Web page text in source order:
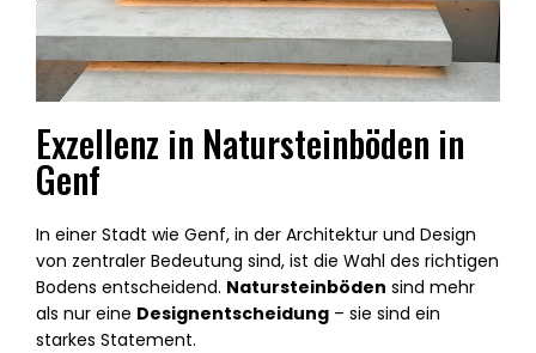
Exzellenz in Natursteinböden in
Genf
In einer Stadt wie Genf, in der Architektur und Design
von zentraler Bedeutung sind, ist die Wahl des richtigen
Bodens entscheidend. Natursteinböden sind mehr
als nur eine Designentscheidung – sie sind ein
starkes Statement.